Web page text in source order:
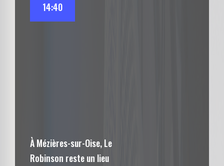
À Mézières-sur-Oise, Le
Robinson reste un lieu
14:40